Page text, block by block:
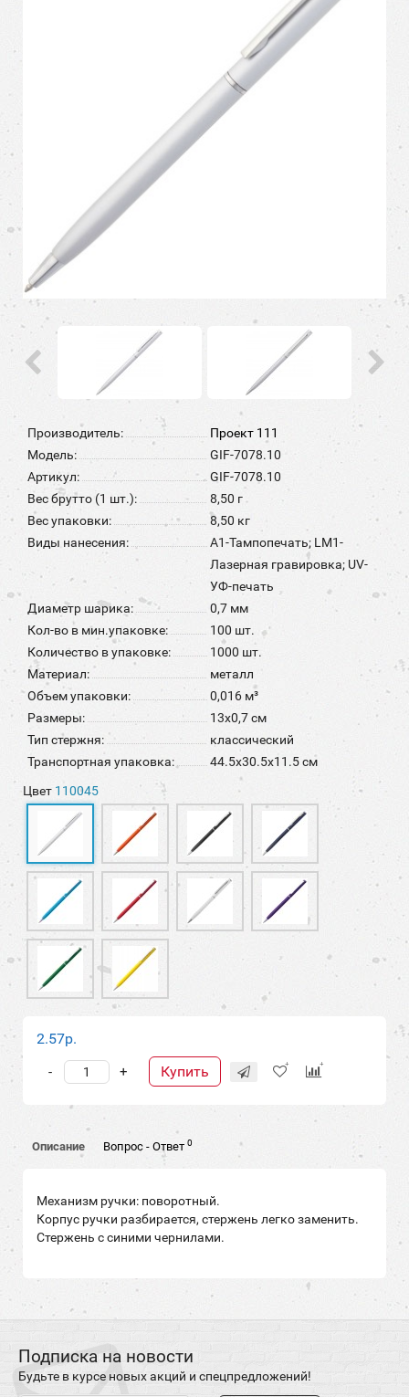
Производитель:
Проект 111
Модель:
GIF-7078.10
Артикул:
GIF-7078.10
Вес брутто (1 шт.):
8,50 г
Вес упаковки:
8,50 кг
Виды нанесения:
A1-Тампопечать; LM1-
Лазерная гравировка; UV-
УФ-печать
Диаметр шарика:
0,7 мм
Кол-во в мин.упаковке:
100 шт.
Количество в упаковке:
1000 шт.
Материал:
металл
Объем упаковки:
0,016 м³
Размеры:
13х0,7 см
Тип стержня:
классический
Транспортная упаковка:
44.5x30.5x11.5 см
Цвет 110045
2.57р.
+
- Купить
Описание Вопрос - Ответ 0
Механизм ручки: поворотный.
Корпус ручки разбирается, стержень легко заменить.
Стержень с синими чернилами.
Подписка на новости
Будьте в курсе новых акций и спецпредложений!